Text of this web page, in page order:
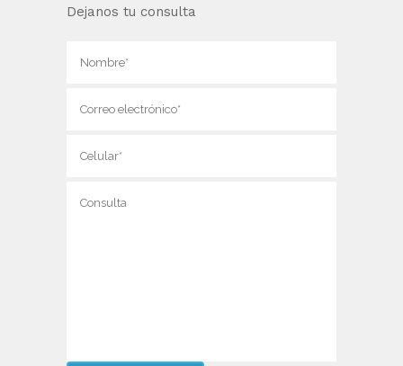
Dejanos tu consulta